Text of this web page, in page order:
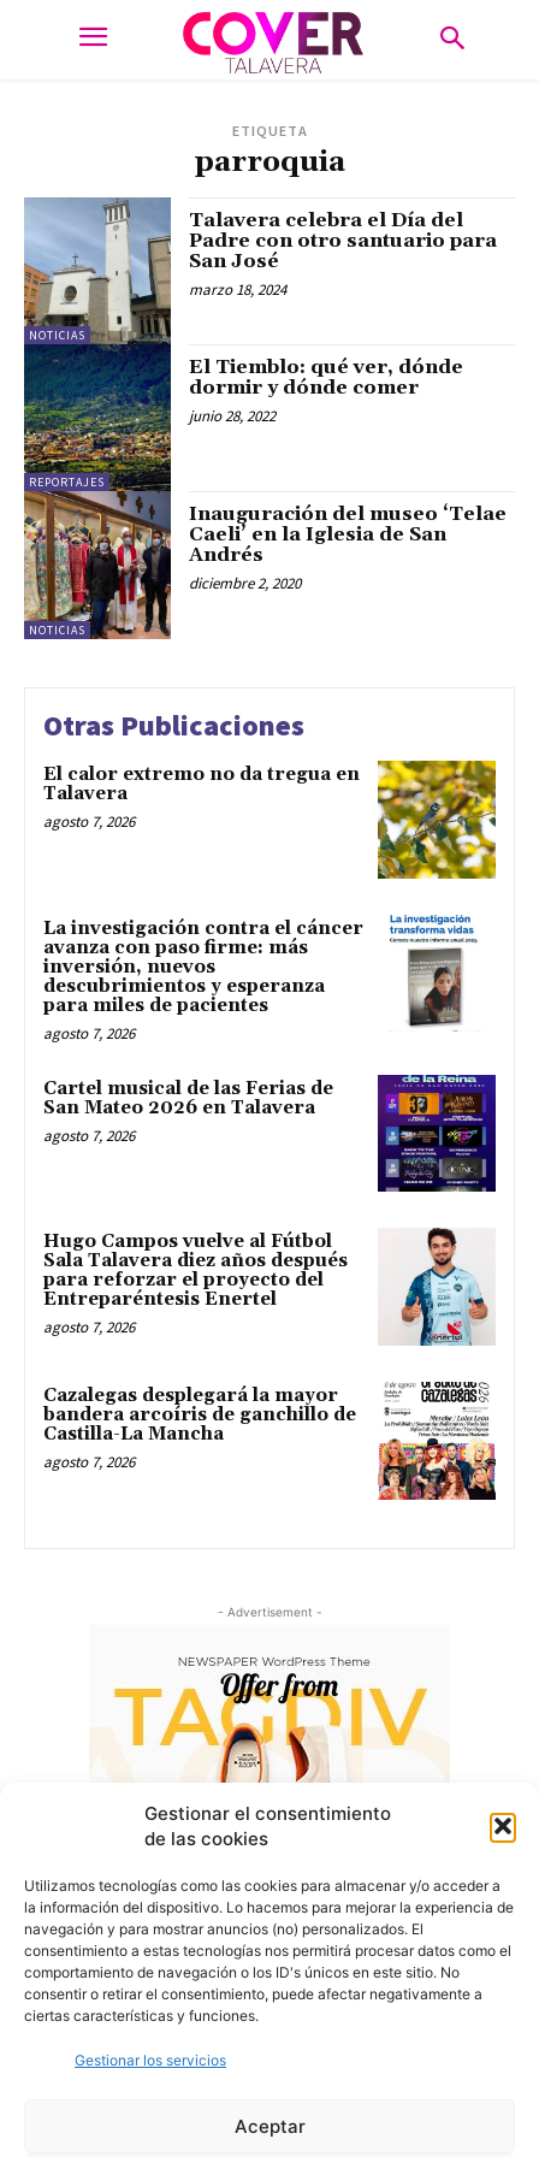
Gestionar el consentimiento
de las cookies
Utilizamos tecnologías como las cookies para almacenar y/o acceder a
la información del dispositivo. Lo hacemos para mejorar la experiencia de
navegación y para mostrar anuncios (no) personalizados. El
consentimiento a estas tecnologías nos permitirá procesar datos como el
comportamiento de navegación o los ID's únicos en este sitio. No
consentir o retirar el consentimiento, puede afectar negativamente a
ciertas características y funciones.
Gestionar los servicios
Aceptar
ETIQUETA
parroquia
NOTICIAS
Talavera celebra el Día del
Padre con otro santuario para
San José
marzo 18, 2024
REPORTAJES
El Tiemblo: qué ver, dónde
dormir y dónde comer
junio 28, 2022
NOTICIAS
Inauguración del museo ‘Telae
Caeli’ en la Iglesia de San
Andrés
diciembre 2, 2020
Otras Publicaciones
El calor extremo no da tregua en
Talavera
agosto 7, 2026
La investigación contra el cáncer
avanza con paso firme: más
inversión, nuevos
descubrimientos y esperanza
para miles de pacientes
agosto 7, 2026
Cartel musical de las Ferias de
San Mateo 2026 en Talavera
agosto 7, 2026
Hugo Campos vuelve al Fútbol
Sala Talavera diez años después
para reforzar el proyecto del
Entreparéntesis Enertel
agosto 7, 2026
Cazalegas desplegará la mayor
bandera arcoíris de ganchillo de
Castilla-La Mancha
agosto 7, 2026
- Advertisement -